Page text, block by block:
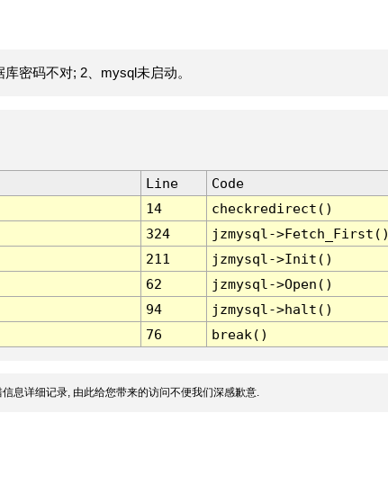
密码不对; 2、mysql未启动。
Line
Code
14
checkredirect()
324
jzmysql-
211
jzmysql->Init()
62
jzmysql->Open()
94
jzmysql->halt()
76 break()
息详细记录, 由此给您带来的访问不便我们深感歉意.